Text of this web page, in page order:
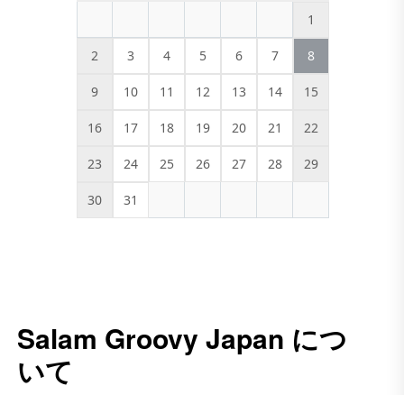
1
2 3 4 5 6 7 8
9 10 11 12 13 14 15
16 17 18 19 20 21 22
23 24 25 26 27 28 29
30 31
Salam Groovy Japan につ
いて